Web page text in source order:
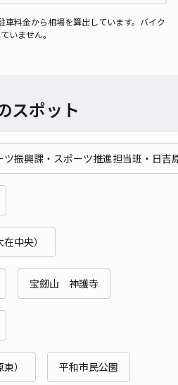
料金から相場を算出しています。バイク
いません。
スポット
振興課・スポーツ推進担当班・日吉
中央）
宝劒山 神護寺
） 平和市民公園